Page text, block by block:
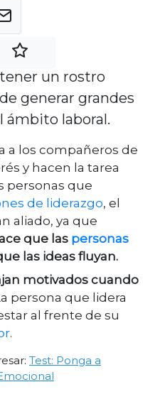
un rostro
generar grandes
ámbito laboral.
a los compañeros de
y hacen la tarea
personas que
de liderazgo, el
aliado, ya que
que las personas
las ideas fluyan.
motivados cuando
persona que lidera
al frente de su
.
Test: Ponga a